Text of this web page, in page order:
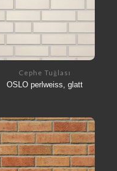
Cephe Tuğlası
OSLO perlweiss, glatt